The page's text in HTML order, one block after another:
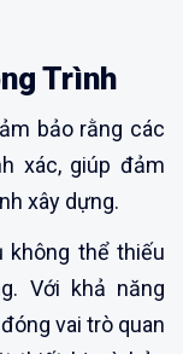
Trình
bảo rằng các
xác, giúp đảm
xây dựng.
không thể thiếu
Với khả năng
vai trò quan